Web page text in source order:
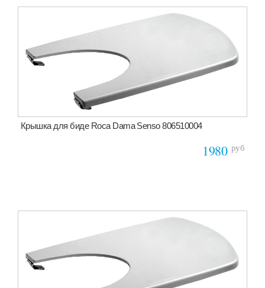
Крышка для биде Roca Dama Senso 806510004
1980 руб